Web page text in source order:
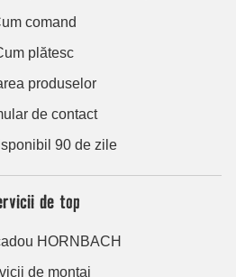
comand
plătesc
produselor
de contact
90 de zile
de top
HORNBACH
de montaj